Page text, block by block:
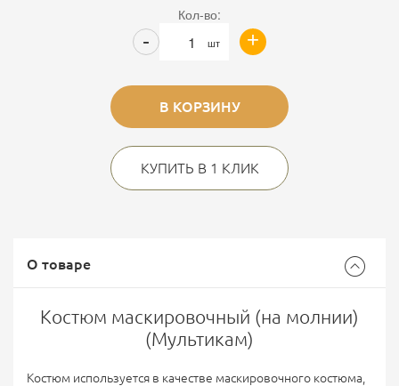
Кол-во:
шт +
-
В КОРЗИНУ
КУПИТЬ В 1 КЛИК
О товаре
Костюм маскировочный (на молнии)
(Мультикам)
Костюм используется в качестве маскировочного костюма,